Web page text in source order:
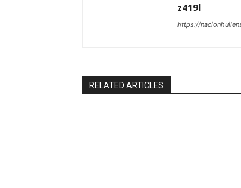
z419l
https://
RELATED ARTICLES